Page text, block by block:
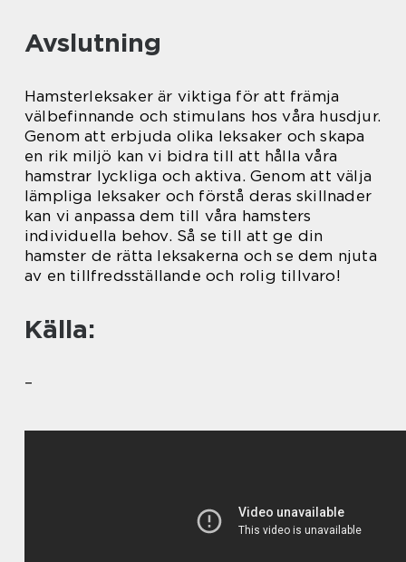
Avslutning
Hamsterleksaker är viktiga för att främja
välbefinnande och stimulans hos våra husdjur.
Genom att erbjuda olika leksaker och skapa
en rik miljö kan vi bidra till att hålla våra
hamstrar lyckliga och aktiva. Genom att välja
lämpliga leksaker och förstå deras skillnader
kan vi anpassa dem till våra hamsters
individuella behov. Så se till att ge din
hamster de rätta leksakerna och se dem njuta
av en tillfredsställande och rolig tillvaro!
Källa:
–